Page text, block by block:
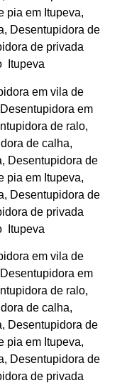
pia em Itupeva,
Desentupidora de
de privada
Itupeva
em vila de
em
de ralo,
de calha,
Desentupidora de
pia em Itupeva,
Desentupidora de
de privada
Itupeva
em vila de
em
de ralo,
de calha,
Desentupidora de
pia em Itupeva,
Desentupidora de
de privada